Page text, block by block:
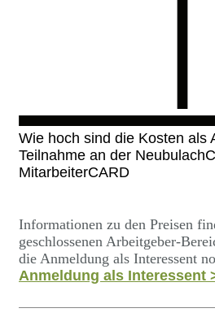
Wie hoch sind die Kosten als
Teilnahme an der
MitarbeiterCARD
Informationen zu den Preisen
geschlossenen Arbeitgeber-
die Anmeldung als Interessent
Anmeldung als Interessent